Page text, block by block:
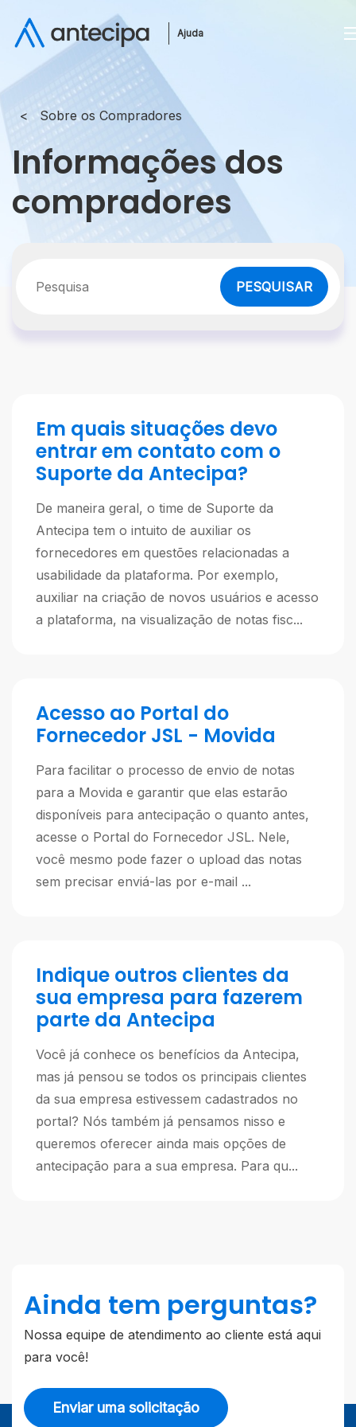
Ajuda
Sobre os Compradores
Informações dos
compradores
Em quais situações devo
entrar em contato com o
Suporte da Antecipa?
De maneira geral, o time de Suporte da
Antecipa tem o intuito de auxiliar os
fornecedores em questões relacionadas a
usabilidade da plataforma. Por exemplo,
auxiliar na criação de novos usuários e acesso
a plataforma, na visualização de notas fisc...
Acesso ao Portal do
Fornecedor JSL - Movida
Para facilitar o processo de envio de notas
para a Movida e garantir que elas estarão
disponíveis para antecipação o quanto antes,
acesse o Portal do Fornecedor JSL. Nele,
você mesmo pode fazer o upload das notas
sem precisar enviá-las por e-mail ...
Indique outros clientes da
sua empresa para fazerem
parte da Antecipa
Você já conhece os benefícios da Antecipa,
mas já pensou se todos os principais clientes
da sua empresa estivessem cadastrados no
portal? Nós também já pensamos nisso e
queremos oferecer ainda mais opções de
antecipação para a sua empresa. Para qu...
Ainda tem perguntas?
Nossa equipe de atendimento ao cliente está aqui
para você!
Enviar uma solicitação